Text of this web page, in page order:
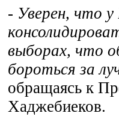
- Уверен, что
выборах, что
бороться за
обращаясь к
Хаджебиеков.